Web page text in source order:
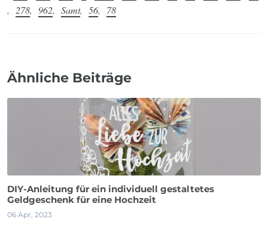
,
278, 962, Samt, 56, 78
Ähnliche Beiträge
DIY-Anleitung für ein individuell gestaltetes
Geldgeschenk für eine Hochzeit
06 Apr, 2023